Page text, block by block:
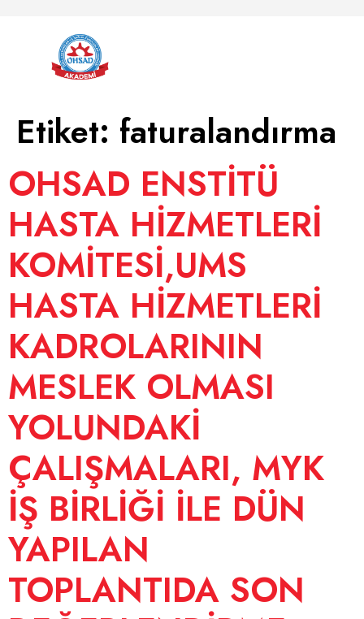
Etiket: faturalandırma
OHSAD ENSTİTÜ
HASTA HİZMETLERİ
KOMİTESİ,UMS
HASTA HİZMETLERİ
KADROLARININ
MESLEK OLMASI
YOLUNDAKİ
ÇALIŞMALARI, MYK
İŞ BİRLİĞİ İLE DÜN
YAPILAN
TOPLANTIDA SON